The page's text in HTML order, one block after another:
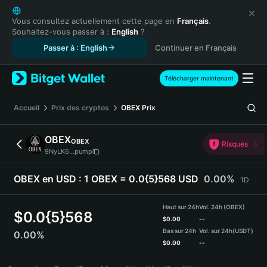
English
日本語
Tiếng Việt
Español (Latinoamérica)
Türkçe
Français
Deutsch
简体中文
繁體中文
Português (Portugal)
Bahasa Indonesia
ภาษาไทย
Español
Español (Argentina)
Vous consultez actuellement cette page en Français.
Souhaitez-vous passer à : English ?
Passer à : English
Continuer en Français
Télécharger maintenant
Accueil Prix des cryptos OBEX Prix
OBEXOBEX
9NyLK6...pump
Risques
OBEX en USD : 1 OBEX = 0.0{5}568 USD 0.00% 1D
$0.0{5}568
0.00%
Haut sur 24h
$0.00
Bas sur 24h
$0.00
Vol. 24h (OBEX)
--
Vol. sur 24h(USDT)
--